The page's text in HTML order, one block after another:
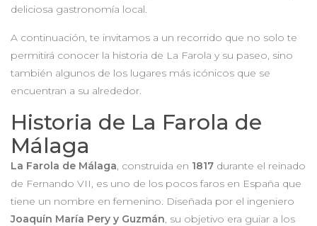
deliciosa gastronomía local.
A continuación, te invitamos a un recorrido que no solo te
permitirá conocer la historia de La Farola y su paseo, sino
también algunos de los lugares más icónicos que se
encuentran a su alrededor.
Historia de La Farola de
Málaga
La Farola de Málaga, construida en 1817 durante el reinado
de Fernando VII, es uno de los pocos faros en España que
tiene un nombre en femenino. Diseñada por el ingeniero
Joaquín María Pery y Guzmán, su objetivo era guiar a los